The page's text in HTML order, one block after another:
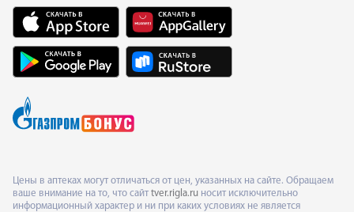
Цены в аптеках могут отличаться от цен, указанных на сайте. Обращаем
ваше внимание на то, что сайт tver.rigla.ru носит исключительно
информационный характер и ни при каких условиях не является